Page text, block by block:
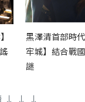
黑澤清首部時
牢城】結合戰
謎
↓ ↓ ↓